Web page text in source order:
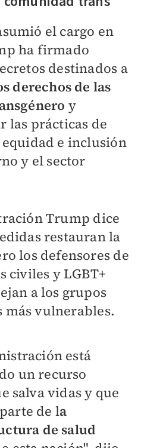
el cargo en
ha firmado
destinados a
derechos de las
y
las prácticas de
e inclusión
y el sector
Trump dice
restauran la
los defensores de
civiles y LGBT+
a los grupos
más vulnerables.
está
un recurso
salva vidas y que
de la
de salud